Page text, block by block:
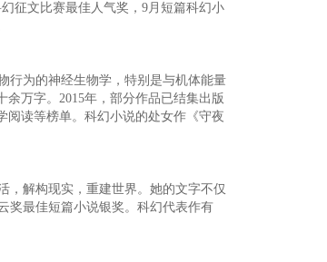
征文比赛最佳人气奖，9月短篇科幻小
为的神经生物学，特别是与机体能量
万字。2015年，部分作品已结集出版
阅读等榜单。科幻小说的处女作《守夜
解构现实，重建世界。她的文字不仅
奖最佳短篇小说银奖。科幻代表作有